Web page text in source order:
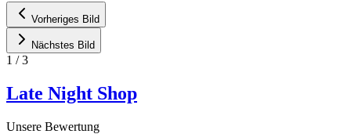
Vorheriges Bild
Nächstes Bild
1 /3
Late Night Shop
Unsere Bewertung